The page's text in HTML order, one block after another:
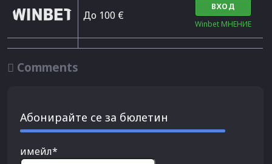
До 100 €
ВХОД
Winbet МНЕНИЕ
 Comments
Абонирайте се за бюлетин
имейл*